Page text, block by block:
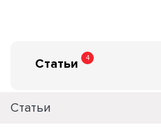
Статьи 4
Статьи